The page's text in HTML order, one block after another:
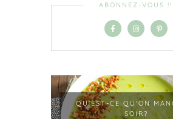
ABONNEZ-VOUS !!
QU'EST-CE QU'ON
SOIR?